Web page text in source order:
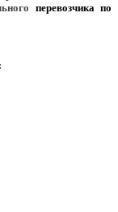
перевозчика по